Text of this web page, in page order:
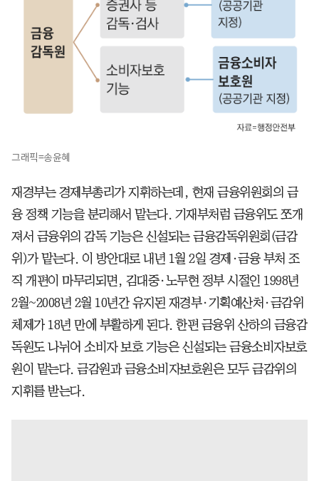
그래픽=송윤혜
재경부는 경제부총리가 지휘하는데, 현재 금융위원회의 금
융 정책 기능을 분리해서 맡는다. 기재부처럼 금융위도 쪼개
져서 금융위의 감독 기능은 신설되는 금융감독위원회(금감
위)가 맡는다. 이 방안대로 내년 1월 2일 경제·금융 부처 조
직 개편이 마무리되면, 김대중·노무현 정부 시절인 1998년
2월~2008년 2월 10년간 유지된 재경부·기획예산처·금감위
체제가 18년 만에 부활하게 된다. 한편 금융위 산하의 금융감
독원도 나뉘어 소비자 보호 기능은 신설되는 금융소비자보호
원이 맡는다. 금감원과 금융소비자보호원은 모두 금감위의
지휘를 받는다.